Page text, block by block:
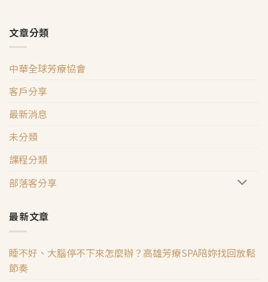
文章分類
中華全球芳療協會
客戶分享
最新消息
未分類
課程分類
部落客分享
最新文章
睡不好、大腦停不下來怎麼辦？高雄芳療SPA陪妳找回放鬆
節奏